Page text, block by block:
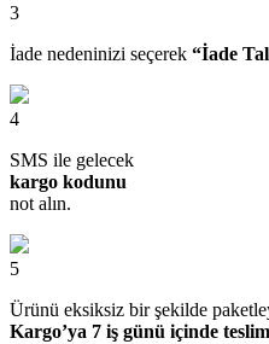
3
İade nedeninizi seçerek “İade
4
SMS ile gelecek
kargo kodunu
not alın.
5
Ürünü eksiksiz bir şekilde
Kargo’ya 7 iş günü içinde